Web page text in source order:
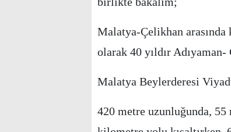
Malatya-Çelikhan arasında
olarak 40 yıldır
Malatya Beylerderesi
420 metre uzunluğunda,